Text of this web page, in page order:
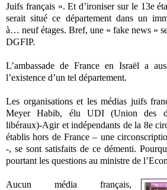
Juifs français ». Et d’ironiser sur le 13e
serait situé ce département dans un
à… neuf étages. Bref, une « fake news »
DGFIP.
L’ambassade de France en Israël a
l’existence d’un tel département.
Les organisations et les médias juifs
Meyer Habib, élu UDI (Union des
libéraux)-Agir et indépendants de la 8e
établis hors de France – une
-, se sont satisfaits de ce démenti.
pourtant les questions au ministre de
Aucun média français,